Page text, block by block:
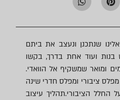
שנתכנן ונעצב את ביתם
בנות ועוד אחת בדרך, בקשו
ומואר שמשקיף אל הוואדי.
ציבורי ומפלס חדרי שינה
הציבורי.תהליך עיצוב